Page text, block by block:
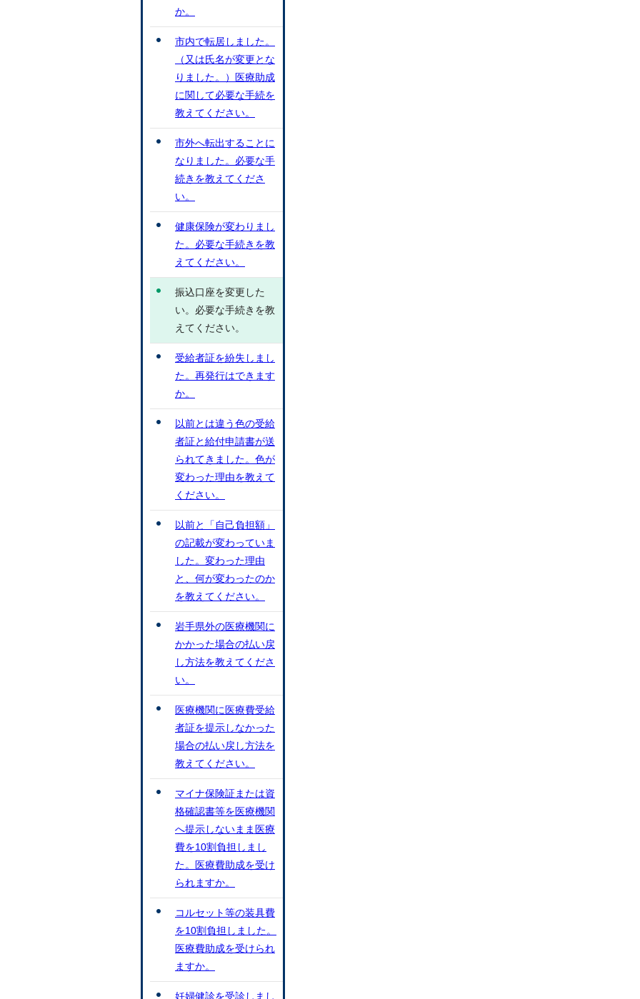
か。
市内で転居しました。
（又は氏名が変更とな
りました。）医療助成
に関して必要な手続を
教えてください。
市外へ転出することに
なりました。必要な手
続きを教えてくださ
い。
健康保険が変わりまし
た。必要な手続きを教
えてください。
振込口座を変更した
い。必要な手続きを教
えてください。
受給者証を紛失しまし
た。再発行はできます
か。
以前とは違う色の受給
者証と給付申請書が送
られてきました。色が
変わった理由を教えて
ください。
以前と「自己負担額」
の記載が変わっていま
した。変わった理由
と、何が変わったのか
を教えてください。
岩手県外の医療機関に
かかった場合の払い戻
し方法を教えてくださ
い。
医療機関に医療費受給
者証を提示しなかった
場合の払い戻し方法を
教えてください。
マイナ保険証または資
格確認書等を医療機関
へ提示しないまま医療
費を10割負担しまし
た。医療費助成を受け
られますか。
コルセット等の装具費
を10割負担しました。
医療費助成を受けられ
ますか。
妊婦健診を受診しまし